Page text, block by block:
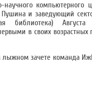
научного компьютерного
Пушина и заведующий
библиотека) Августа
в своих возрастных
зачете команда